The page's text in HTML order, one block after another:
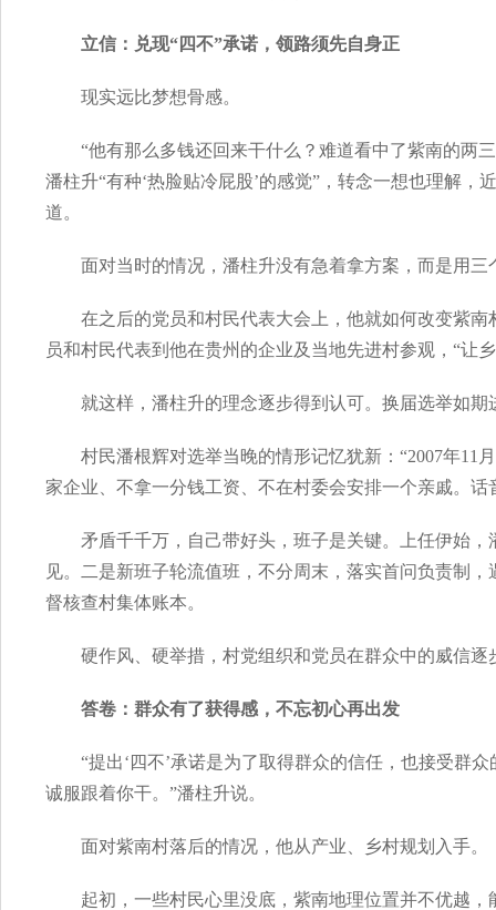
立信：兑现“四不”承诺，领路须先自身正
现实远比梦想骨感。
“他有那么多钱还回来干什么？难道看中了紫南的两
潘柱升“有种‘热脸贴冷屁股’的感觉”，转念一想也理解
道。
面对当时的情况，潘柱升没有急着拿方案，而是用
在之后的党员和村民代表大会上，他就如何改变紫
员和村民代表到他在贵州的企业及当地先进村参观，“让
就这样，潘柱升的理念逐步得到认可。换届选举如
村民潘根辉对选举当晚的情形记忆犹新：“2007年11
家企业、不拿一分钱工资、不在村委会安排一个亲戚。
矛盾千千万，自己带好头，班子是关键。上任伊始
见。二是新班子轮流值班，不分周末，落实首问负责制
督核查村集体账本。
硬作风、硬举措，村党组织和党员在群众中的威信逐
答卷：群众有了获得感，不忘初心再出发
“提出‘四不’承诺是为了取得群众的信任，也接受群
诚服跟着你干。”潘柱升说。
面对紫南村落后的情况，他从产业、乡村规划入手。
起初，一些村民心里没底，紫南地理位置并不优越